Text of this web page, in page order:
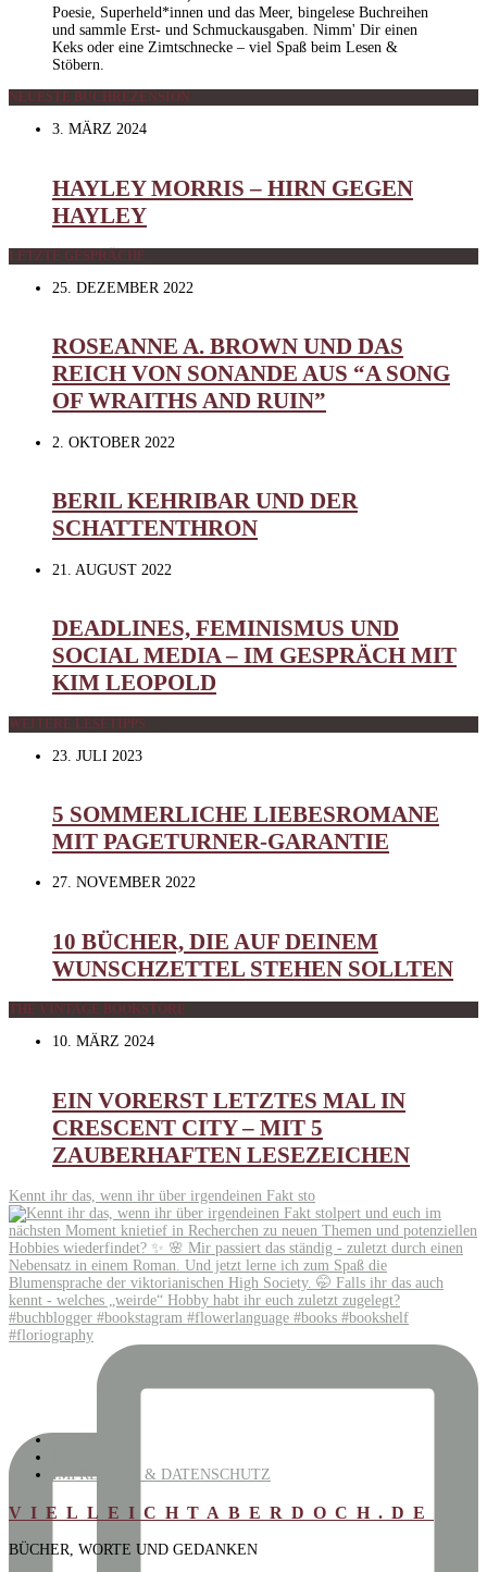
Poesie, Superheld*innen und das Meer, bingelese Buchreihen
und sammle Erst- und Schmuckausgaben. Nimm' Dir einen
Keks oder eine Zimtschnecke – viel Spaß beim Lesen &
Stöbern.
NEUESTE BUCHREZENSION
3. MÄRZ 2024
HAYLEY MORRIS – HIRN GEGEN
HAYLEY
LETZTE GESPRÄCHE
25. DEZEMBER 2022
ROSEANNE A. BROWN UND DAS
REICH VON SONANDE AUS “A SONG
OF WRAITHS AND RUIN”
2. OKTOBER 2022
BERIL KEHRIBAR UND DER
SCHATTENTHRON
21. AUGUST 2022
DEADLINES, FEMINISMUS UND
SOCIAL MEDIA – IM GESPRÄCH MIT
KIM LEOPOLD
WEITERE LESETIPPS
23. JULI 2023
5 SOMMERLICHE LIEBESROMANE
MIT PAGETURNER-GARANTIE
27. NOVEMBER 2022
10 BÜCHER, DIE AUF DEINEM
WUNSCHZETTEL STEHEN SOLLTEN
THE VINTAGE BOOKSTORE
10. MÄRZ 2024
EIN VORERST LETZTES MAL IN
CRESCENT CITY – MIT 5
ZAUBERHAFTEN LESEZEICHEN
Kennt ihr das, wenn ihr über irgendeinen Fakt sto
IMPRESSUM & DATENSCHUTZ
VIELLEICHTABERDOCH.DE
BÜCHER, WORTE UND GEDANKEN